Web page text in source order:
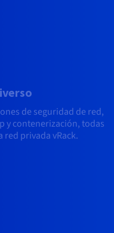
de seguridad de red,
y contenerización, todas
red privada vRack.